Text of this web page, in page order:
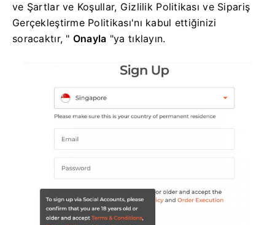
ve Şartlar ve Koşullar, Gizlilik Politikası ve Sipariş
Gerçekleştirme Politikası'nı kabul ettiğinizi
soracaktır, " Onayla "ya tıklayın.